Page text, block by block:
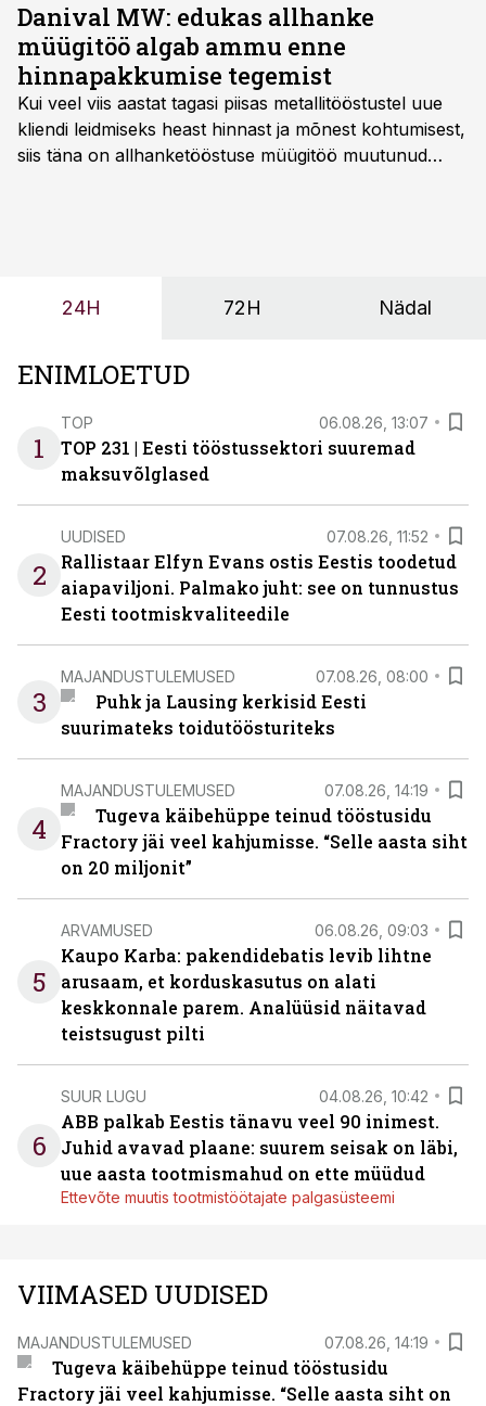
Danival MW: edukas allhanke
müügitöö algab ammu enne
hinnapakkumise tegemist
Kui veel viis aastat tagasi piisas metallitööstustel uue
kliendi leidmiseks heast hinnast ja mõnest kohtumisest,
siis täna on allhanketööstuse müügitöö muutunud
24H 72H Nädal
ENIMLOETUD
1
TOP 06.08.26, 13:07
TOP 231 | Eesti tööstussektori suuremad
maksuvõlglased
2
UUDISED 07.08.26, 11:52
Rallistaar Elfyn Evans ostis Eestis toodetud
aiapaviljoni. Palmako juht: see on tunnustus
Eesti tootmiskvaliteedile
3
MAJANDUSTULEMUSED 07.08.26, 08:00
Puhk ja Lausing kerkisid Eesti
suurimateks toidutöösturiteks
4
MAJANDUSTULEMUSED 07.08.26, 14:19
Tugeva käibehüppe teinud tööstusidu
Fractory jäi veel kahjumisse. “Selle aasta siht
on 20 miljonit”
5
ARVAMUSED 06.08.26, 09:03
Kaupo Karba: pakendidebatis levib lihtne
arusaam, et korduskasutus on alati
keskkonnale parem. Analüüsid näitavad
teistsugust pilti
6
SUUR LUGU 04.08.26, 10:42
ABB palkab Eestis tänavu veel 90 inimest.
Juhid avavad plaane: suurem seisak on läbi,
uue aasta tootmismahud on ette müüdud
Ettevõte muutis tootmistöötajate palgasüsteemi
VIIMASED UUDISED
MAJANDUSTULEMUSED 07.08.26, 14:19
Tugeva käibehüppe teinud tööstusidu
Fractory jäi veel kahjumisse. “Selle aasta siht on